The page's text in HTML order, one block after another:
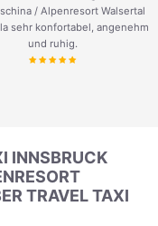
/ Alpenresort Walsertal
sehr konfortabel, angenehm
und ruhig.
INNSBRUCK
TRAVEL TAXI